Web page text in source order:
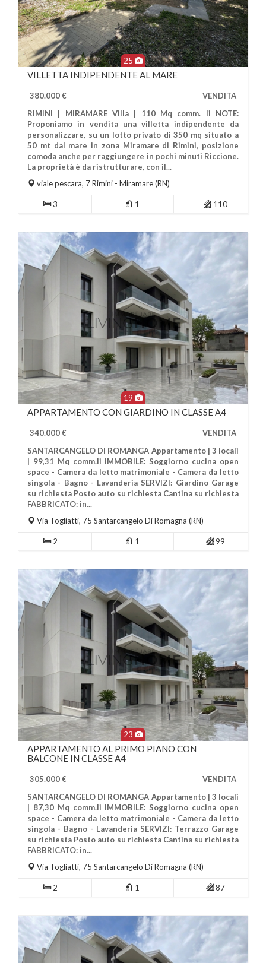
25
Più Informazioni
VILLETTA INDIPENDENTE AL MARE
380.000 €
VENDITA
RIMINI | MIRAMARE Villa | 110 Mq comm. li NOTE:
Proponiamo in vendita una villetta indipendente da
personalizzare, su un lotto privato di 350 mq situato a
50 mt dal mare in zona Miramare di Rimini, posizione
comoda anche per raggiungere in pochi minuti Riccione.
La proprietà è da ristrutturare, con il...
viale pescara, 7Rimini - Miramare (RN)
3 1 110
19
APPARTAMENTO CON GIARDINO IN CLASSE A4
340.000 €
VENDITA
SANTARCANGELO DI ROMANGA Appartamento | 3 locali
| 99,31 Mq comm.li IMMOBILE: Soggiorno cucina open
space - Camera da letto matrimoniale - Camera da letto
singola - Bagno - Lavanderia SERVIZI: Giardino Garage
su richiesta Posto auto su richiesta Cantina su richiesta
FABBRICATO: in...
Via Togliatti, 75 Santarcangelo Di Romagna (RN)
2 1 99
23
Più Informazioni
APPARTAMENTO AL PRIMO PIANO CON
BALCONE IN CLASSE A4
305.000 €
VENDITA
SANTARCANGELO DI ROMANGA Appartamento | 3 locali
| 87,30 Mq comm.li IMMOBILE: Soggiorno cucina open
space - Camera da letto matrimoniale - Camera da letto
singola - Bagno - Lavanderia SERVIZI: Terrazzo Garage
su richiesta Posto auto su richiesta Cantina su richiesta
FABBRICATO: in...
Via Togliatti, 75 Santarcangelo Di Romagna (RN)
2 1 87